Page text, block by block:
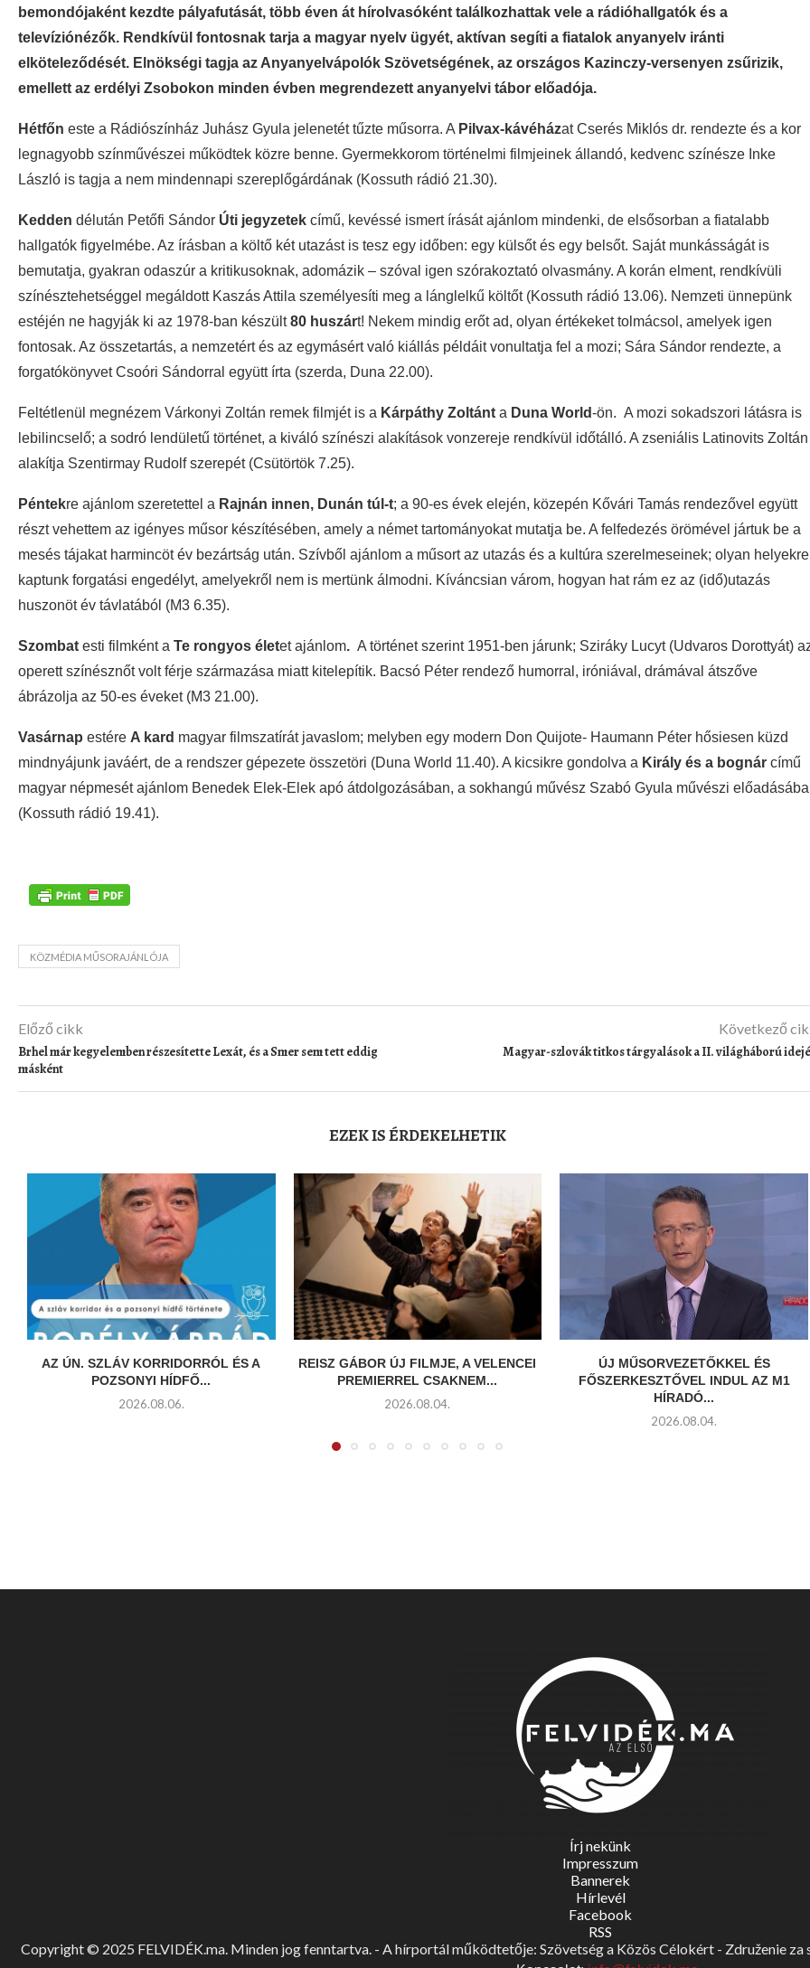
bemondójaként kezdte pályafutását, több éven át hírolvasóként találkozhattak vele a rádióhallgatók és a
televíziónézők. Rendkívül fontosnak tarja a magyar nyelv ügyét, aktívan segíti a fiatalok anyanyelv iránti
elköteleződését. Elnökségi tagja az Anyanyelvápolók Szövetségének, az országos Kazinczy-versenyen zsűrizik,
emellett az erdélyi Zsobokon minden évben megrendezett anyanyelvi tábor előadója.
Hétfőn este a Rádiószínház Juhász Gyula jelenetét tűzte műsorra. A Pilvax-kávéházat Cserés Miklós dr. rendezte és a kor
legnagyobb színművészei működtek közre benne. Gyermekkorom történelmi filmjeinek állandó, kedvenc színésze Inke
László is tagja a nem mindennapi szereplőgárdának (Kossuth rádió 21.30).
Kedden délután Petőfi Sándor Úti jegyzetek című, kevéssé ismert írását ajánlom mindenki, de elsősorban a fiatalabb
hallgatók figyelmébe. Az írásban a költő két utazást is tesz egy időben: egy külsőt és egy belsőt. Saját munkásságát is
bemutatja, gyakran odaszúr a kritikusoknak, adomázik – szóval igen szórakoztató olvasmány. A korán elment, rendkívüli
színésztehetséggel megáldott Kaszás Attila személyesíti meg a lánglelkű költőt (Kossuth rádió 13.06). Nemzeti ünnepünk
estéjén ne hagyják ki az 1978-ban készült80 huszárt! Nekem mindig erőt ad, olyan értékeket tolmácsol, amelyek igen
fontosak. Az összetartás, a nemzetért és az egymásért való kiállás példáit vonultatja fel a mozi; Sára Sándor rendezte, a
forgatókönyvet Csoóri Sándorral együtt írta (szerda, Duna 22.00).
Feltétlenül megnézem Várkonyi Zoltán remek filmjét is a Kárpáthy Zoltánt a Duna World-ön. A mozi sokadszori látásra is
lebilincselő; a sodró lendületű történet, a kiváló színészi alakítások vonzereje rendkívül időtálló. A zseniális Latinovits Zoltán
alakítja Szentirmay Rudolf szerepét (Csütörtök 7.25).
Péntekre ajánlom szeretettel a Rajnán innen, Dunán túl-t; a 90-es évek elején, közepén Kővári Tamás rendezővel együtt
részt vehettem az igényes műsor készítésében, amely a német tartományokat mutatja be. A felfedezés örömével jártuk be a
mesés tájakat harmincöt év bezártság után. Szívből ajánlom a műsort az utazás és a kultúra szerelmeseinek; olyan helyekre
kaptunk forgatási engedélyt, amelyekről nem is mertünk álmodni. Kíváncsian várom, hogyan hat rám ez az (idő)utazás
huszonöt év távlatából (M3 6.35).
Szombat esti filmként a Te rongyos életet ajánlom. A történet szerint 1951-ben járunk; Sziráky Lucyt (Udvaros Dorottyát)
operett színésznőt volt férje származása miatt kitelepítik. Bacsó Péter rendező humorral, iróniával, drámával átszőve
ábrázolja az 50-es éveket (M3 21.00).
Vasárnap estére A kard magyar filmszatírát javaslom; melyben egy modern Don Quijote- Haumann Péter hősiesen küzd
mindnyájunk javáért, de a rendszer gépezete összetöri (Duna World 11.40). A kicsikre gondolva a Király és a bognár című
magyar népmesét ajánlom Benedek Elek-Elek apó átdolgozásában, a sokhangú művész Szabó Gyula művészi
(Kossuth rádió 19.41).
KÖZMÉDIA MŰSORAJÁNLÓJA
Előző cikk
Brhel már kegyelemben részesítette Lexát, és a Smer sem tett eddig
másként
Következő
Magyar-szlovák titkos tárgyalások a II. világháború
EZEK IS ÉRDEKELHETIK
AZ ÚN. SZLÁV KORRIDORRÓL ÉS A
POZSONYI HÍDFŐ...
2026.08.06.
REISZ GÁBOR ÚJ FILMJE, A VELENCEI
PREMIERREL CSAKNEM...
2026.08.04.
ÚJ MŰSORVEZETŐKKEL ÉS
FŐSZERKESZTŐVEL INDUL AZ M1
HÍRADÓ...
2026.08.04.
Írj nekünk
Impresszum
Bannerek
Hírlevél
Facebook
RSS
Copyright © 2025 FELVIDÉK.ma. Minden jog fenntartva. - A hírportál működtetője: Szövetség a Közös Célokért - Združenie za